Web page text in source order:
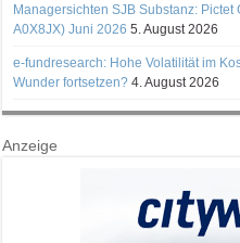
Managersichten SJB Substanz:
A0X8JX) Juni 2026 5. August 2026
e-fundresearch: Hohe Volatilität im
Wunder fortsetzen? 4. August 2026
Anzeige